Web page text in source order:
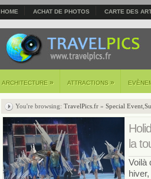
HOME ACHAT DE PHOTOS CARTE DES
ARCHITECTURE » ATTRACTIONS »
You're browsing: TravelPics.fr » Special Event
la
Voilà